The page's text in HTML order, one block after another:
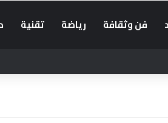
فن وثقافة رياضة تقنية